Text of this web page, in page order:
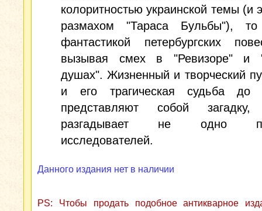
колоритностью украинской темы (и
размахом "Тараса Бульбы"), то
фантастикой петербургских
вызывая смех в "Ревизоре" и
душах". Жизненный и творческий
и его трагическая судьба до
представляют собой загадку,
разгадывает не одно
исследователей.
Данного издания нет в наличии
PS: Чтобы продать подобное антикварное